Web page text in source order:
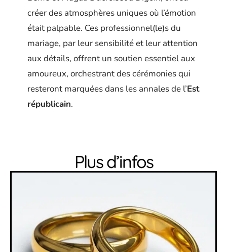
créer des atmosphères uniques où l’émotion
était palpable. Ces professionnel(le)s du
mariage, par leur sensibilité et leur attention
aux détails, offrent un soutien essentiel aux
amoureux, orchestrant des cérémonies qui
resteront marquées dans les annales de l’Est
républicain.
Plus d’infos